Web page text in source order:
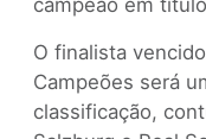
campeão em
O finalista
Campeões será
classificação,